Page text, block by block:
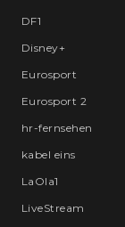
DF1
Disney+
Eurosport
Eurosport 2
hr-fernsehen
kabel eins
LaOla1
LiveStream